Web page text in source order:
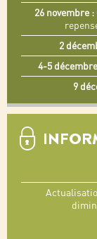
26 novembre :
2
4-5
9